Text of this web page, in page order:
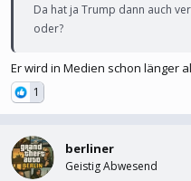
Da hat ja Trump dann auch
oder?
Er wird in Medien schon länger
1
berliner
Geistig Abwesend